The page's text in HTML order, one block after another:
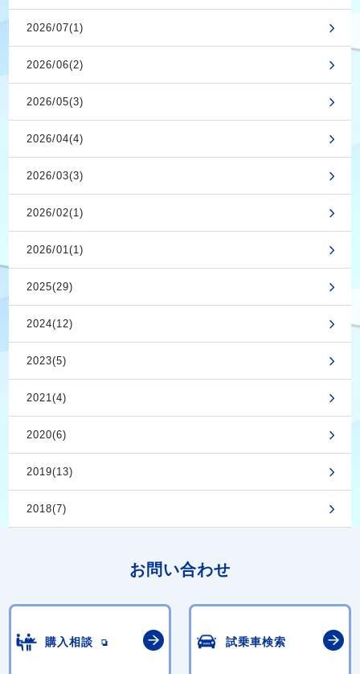
2026/07(1)
2026/06(2)
2026/05(3)
2026/04(4)
2026/03(3)
2026/02(1)
2026/01(1)
2025(29)
2024(12)
2023(5)
2021(4)
2020(6)
2019(13)
2018(7)
お問い合わせ
購入相談 試乗車検索